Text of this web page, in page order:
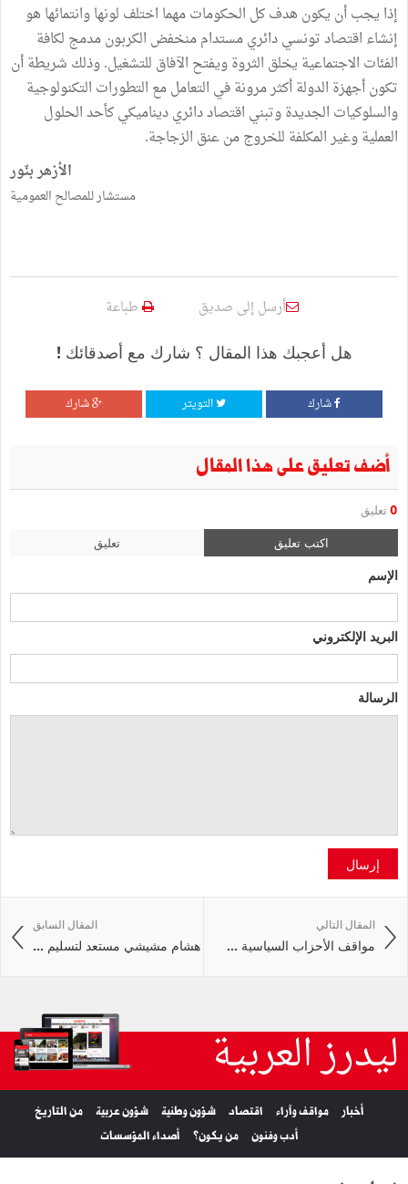
إذا يجب أن يكون هدف كل الحكومات مهما اختلف لونها وانتمائها هو
إنشاء اقتصاد تونسي دائري مستدام منخفض الكربون مدمج لكافة
الفئات الاجتماعية يخلق الثروة ويفتح الآفاق للتشغيل. وذلك شريطة أن
تكون أجهزة الدولة أكثر مرونة في التعامل مع التطورات التكنولوجية
والسلوكيات الجديدة وتبني اقتصاد دائري ديناميكي كأحد الحلول
العملية وغير المكلفة للخروج من عنق الزجاجة.
الأزهر بنّور
مستشار للمصالح العمومية
أرسل إلى صديق طباعة
هل أعجبك هذا المقال ؟ شارك مع أصدقائك !
شارك التويتر شارك
أضف تعليق على هذا المقال
0 تعليق
اكتب تعليق تعليق
الإسم
البريد الإلكتروني
الرسالة
إرسال
المقال السابق
هشام مشيشي مستعد لتسليم ...
المقال التالي
مواقف الأحزاب السياسية ...
ليدرز العربية
أخبار مواقف وآراء اقتصاد شؤون وطنية شؤون عربية
من التاريخ
أدب وفنون
من يكون؟ أصداء المؤسسات